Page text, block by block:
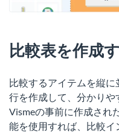
比較表を作成
比較するアイテムを縦
行を作成して、分かりや
Vismeの事前に作成され
能を使用すれば、比較